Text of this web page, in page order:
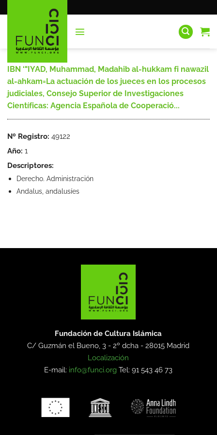
al
IBN ‘"IYAD, Muhammad, Madahib al-hukkam fi nawazil
al-ahkam=La actuación de los jueces en los procesos
judiciales, Consejo Superior de Investigaciones
Científicas: Agencia Española de Cooperació...
Nº Registro: 49122
Año: 1
Descriptores:
Derecho. Administración
Andalus, andalusíes
Fundación de Cultura Islámica
C/ Guzmán el Bueno, 3 - 2º dcha -28015 Madrid
Localización
E-mail: info@funci.org Tel: 91 543 46 73